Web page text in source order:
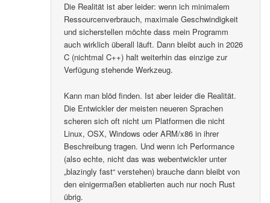
Die Realität ist aber leider: wenn ich minimalem
Ressourcenverbrauch, maximale Geschwindigkeit
und sicherstellen möchte dass mein Programm
auch wirklich überall läuft. Dann bleibt auch in 2026
C (nichtmal C++) halt weiterhin das einzige zur
Verfügung stehende Werkzeug.
Kann man blöd finden. Ist aber leider die Realität.
Die Entwickler der meisten neueren Sprachen
scheren sich oft nicht um Platformen die nicht
Linux, OSX, Windows oder ARM/x86 in ihrer
Beschreibung tragen. Und wenn ich Performance
(also echte, nicht das was webentwickler unter
„blazingly fast“ verstehen) brauche dann bleibt von
den einigermaßen etablierten auch nur noch Rust
übrig.